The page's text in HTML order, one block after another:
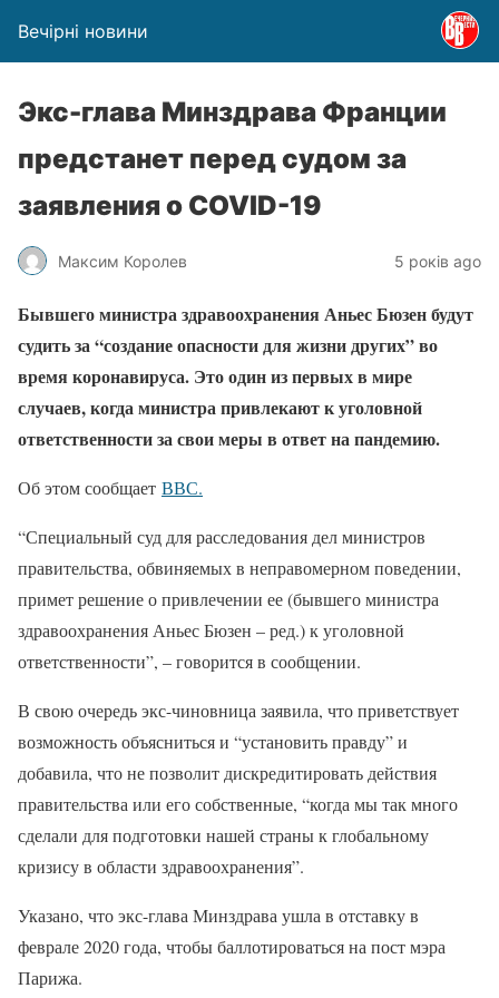
Вечірні новини
Экс-глава Минздрава Франции
предстанет перед судом за
заявления о COVID-19
Максим Королев 5 років ago
Бывшего министра здравоохранения Аньес Бюзен будут
судить за “создание опасности для жизни других” во
время коронавируса. Это один из первых в мире
случаев, когда министра привлекают к уголовной
ответственности за свои меры в ответ на пандемию.
Об этом сообщает ВВС.
“Специальный суд для расследования дел министров
правительства, обвиняемых в неправомерном поведении,
примет решение о привлечении ее (бывшего министра
здравоохранения Аньес Бюзен – ред.) к уголовной
ответственности”, – говорится в сообщении.
В свою очередь экс-чиновница заявила, что приветствует
возможность объясниться и “установить правду” и
добавила, что не позволит дискредитировать действия
правительства или его собственные, “когда мы так много
сделали для подготовки нашей страны к глобальному
кризису в области здравоохранения”.
Указано, что экс-глава Минздрава ушла в отставку в
феврале 2020 года, чтобы баллотироваться на пост мэра
Парижа.